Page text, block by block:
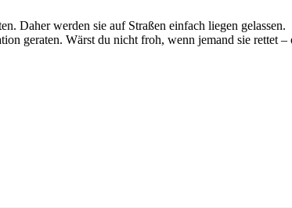
Daher werden sie auf Straßen einfach liegen gelassen.
geraten. Wärst du nicht froh, wenn jemand sie rettet